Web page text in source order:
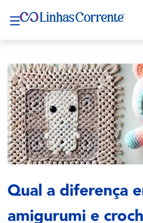
Qual a diferença
amigurumi e